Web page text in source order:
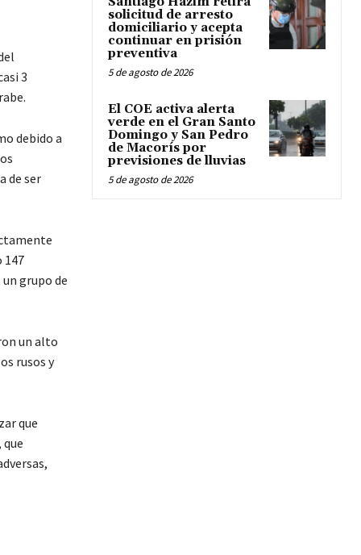
3
debido a
de ser
147
grupo de
un alto
rusos y
que
solicitud de arresto
domiciliario y acepta
continuar en prisión
preventiva
5 de agosto de 2026
El COE activa alerta
verde en el Gran Santo
Domingo y San Pedro
de Macorís por
previsiones de lluvias
5 de agosto de 2026